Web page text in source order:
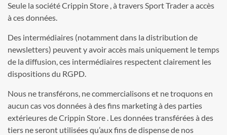
Seule la société Crippin Store , à travers Sport Trader a accès
à ces données.
Des intermédiaires (notamment dans la distribution de
newsletters) peuvent y avoir accès mais uniquement le temps
de la diffusion, ces intermédiaires respectent clairement les
dispositions du RGPD.
Nous ne transférons, ne commercialisons et ne troquons en
aucun cas vos données à des fins marketing à des parties
extérieures de Crippin Store . Les données transférées à des
tiers ne seront utilisées qu’aux fins de dispense de nos